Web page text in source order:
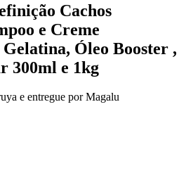
Cachos
e Creme
Óleo Booster ,
300ml e 1kg
e entregue por Magalu